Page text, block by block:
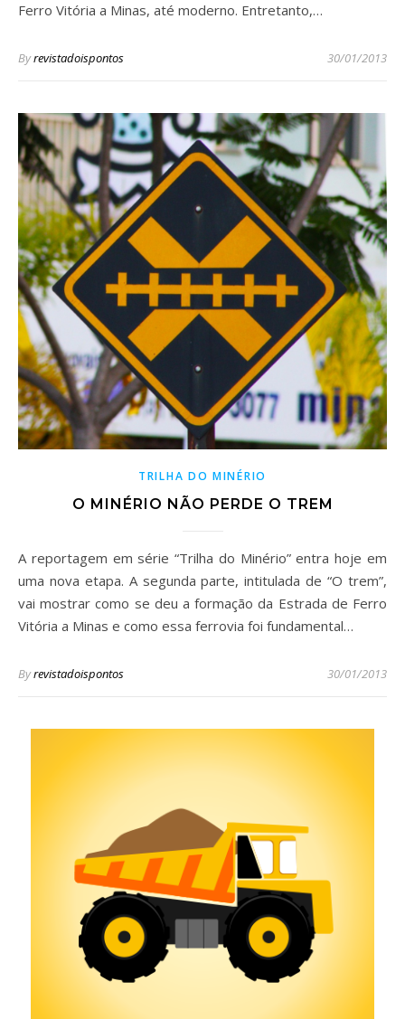
Ferro Vitória a Minas, até moderno. Entretanto,…
Byrevistadoispontos 30/01/2013
TRILHA DO MINÉRIO
O MINÉRIO NÃO PERDE O TREM
A reportagem em série “Trilha do Minério” entra hoje em
uma nova etapa. A segunda parte, intitulada de “O trem”,
vai mostrar como se deu a formação da Estrada de Ferro
Vitória a Minas e como essa ferrovia foi fundamental…
Byrevistadoispontos 30/01/2013